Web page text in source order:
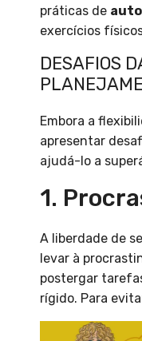
práticas de
exercícios
DESAFIOS
Embora a
apresentar
ajudá-lo a
1.
A liberdade de
levar à
postergar
rígido. Para